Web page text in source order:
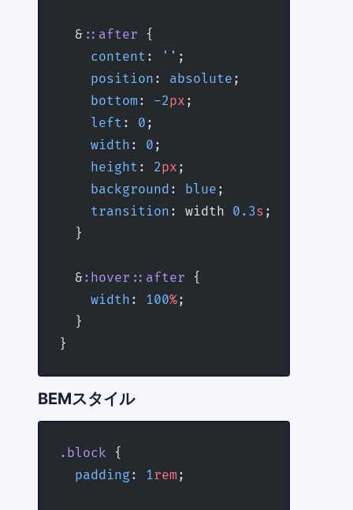
  &
::after {
    content
: '' ;
    position
: absolute ;
    bottom
: -2px ;
    left
: 0 ;
    width
: 0 ;
    height
: 2px ;
    background
: blue ;
    transition
: width 0.3s ;
  }
  &
:hover::after {
    width
: 100%;
  }
}
BEMスタイル
.block {
  padding
: 1rem ;